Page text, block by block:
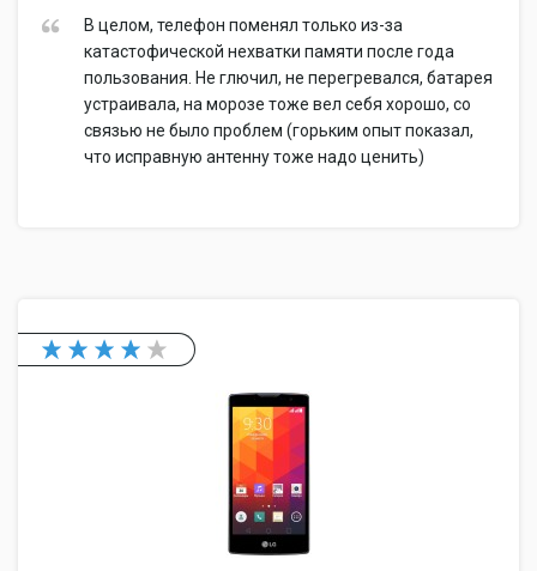
В целом, телефон поменял только из-за
катастофической нехватки памяти после года
пользования. Не глючил, не перегревался, батарея
устраивала, на морозе тоже вел себя хорошо, со
связью не было проблем (горьким опыт показал,
что исправную антенну тоже надо ценить)